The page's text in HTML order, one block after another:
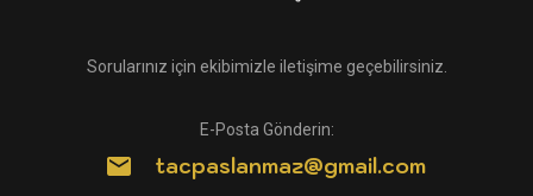
Sorularınız için ekibimizle iletişime geçebilirsiniz.
E-Posta Gönderin:
tacpaslanmaz@gmail.com